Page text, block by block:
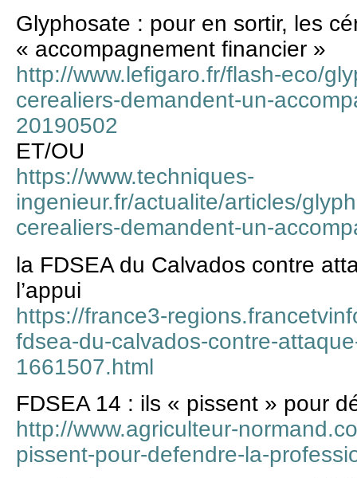
Glyphosate : pour en sortir, les
« accompagnement financier »
http://www.lefigaro.fr/flash-eco/
cerealiers-demandent-un-
20190502
ET/OU
https://www.techniques-
ingenieur.fr/actualite/articles/
cerealiers-demandent-un-
la FDSEA du Calvados contre
l’appui
https://france3-
fdsea-du-calvados-contre-
1661507.html
FDSEA 14 : ils « pissent » pour
http://www.agriculteur-
pissent-pour-defendre-la-